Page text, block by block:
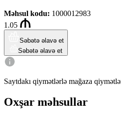
Məhsul kodu: 1000012983
1.05
Səbətə əlavə et
Səbətə əlavə et
Saytdakı qiymətlərlə mağaza
Oxşar məhsullar